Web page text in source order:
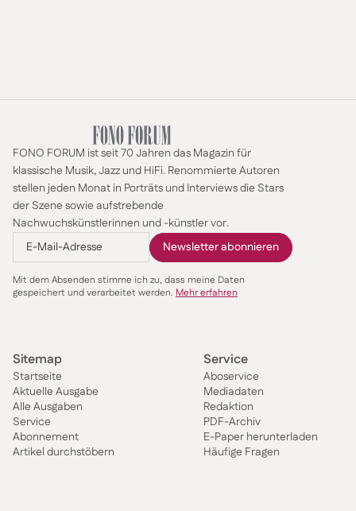
FONO FORUM ist seit 70 Jahren das Magazin für
klassische Musik, Jazz und HiFi. Renommierte Autoren
stellen jeden Monat in Porträts und Interviews die Stars
der Szene sowie aufstrebende
Nachwuchskünstlerinnen und -künstler vor.
Mit dem Absenden stimme ich zu, dass meine Daten
gespeichert und verarbeitet werden. Mehr erfahren
Sitemap
Startseite
Aktuelle Ausgabe
Alle Ausgaben
Service
Abonnement
Artikel durchstöbern
Service
Aboservice
Mediadaten
Redaktion
PDF-Archiv
E-Paper herunterladen
Häufige Fragen